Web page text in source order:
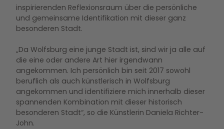
inspirierenden Reflexionsraum über die persönliche
und gemeinsame Identifikation mit dieser ganz
besonderen Stadt.
„Da Wolfsburg eine junge Stadt ist, sind wir ja alle auf
die eine oder andere Art hier irgendwann
angekommen. Ich persönlich bin seit 2017 sowohl
beruflich als auch künstlerisch in Wolfsburg
angekommen und identifiziere mich innerhalb dieser
spannenden Kombination mit dieser historisch
besonderen Stadt“, so die Künstlerin Daniela Richter-
John.